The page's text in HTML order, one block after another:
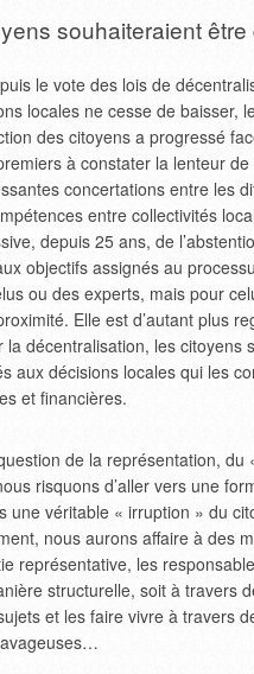
souhaiteraient
le vote des lois de
locales ne cesse de baisser,
des citoyens a progressé
à constater la lenteur
concertations entre les
entre collectivités
depuis 25 ans, de
objectifs assignés au
ou des experts, mais pour
Elle est d’autant plus
décentralisation, les citoyens
aux décisions locales qui les
et financières.
de la représentation,
risquons d’aller vers une
une véritable « irruption » du
nous aurons affaire à des
représentative, les
structurelle, soit à travers
et les faire vivre à travers